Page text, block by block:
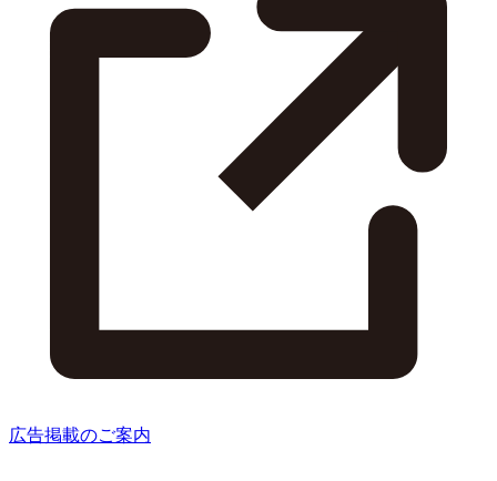
広告掲載のご案内